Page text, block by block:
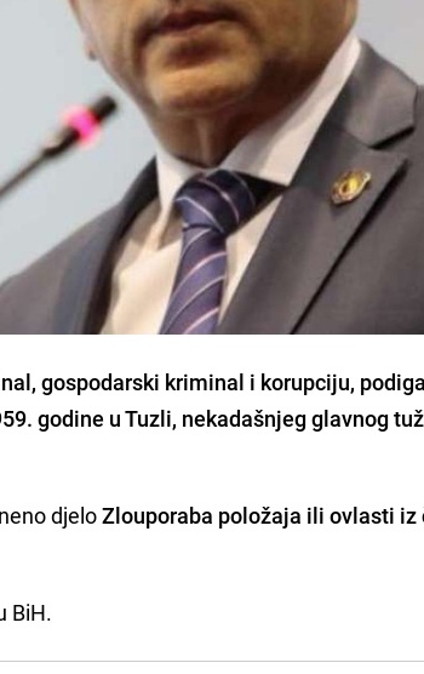
gospodarski kriminal i korupciju,
godine u Tuzli, nekadašnjeg glavnog
djeloZlouporaba položaja ili ovlasti iz
BiH.